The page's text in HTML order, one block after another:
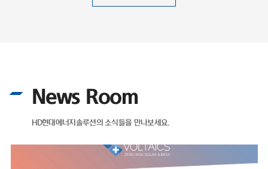
News Room
HD현대에너지솔루션의 소식들을 만나보세요.